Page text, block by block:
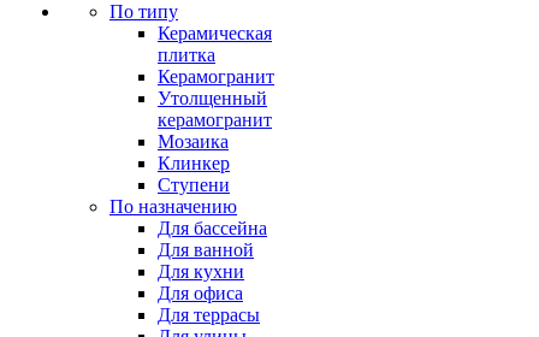
По типу
Керамическая
плитка
Керамогранит
Утолщенный
керамогранит
Мозаика
Клинкер
Ступени
По назначению
Для бассейна
Для ванной
Для кухни
Для офиса
Для террасы